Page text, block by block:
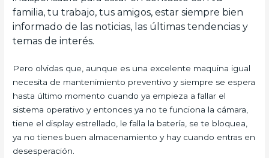
familia, tu trabajo, tus amigos, estar siempre bien
informado de las noticias, las últimas tendencias y
temas de interés.
Pero olvidas que, aunque es una excelente maquina igual
necesita de mantenimiento preventivo y siempre se espera
hasta último momento cuando ya empieza a fallar el
sistema operativo y entonces ya no te funciona la cámara,
tiene el display estrellado, le falla la batería, se te bloquea,
ya no tienes buen almacenamiento y hay cuando entras en
desesperación.